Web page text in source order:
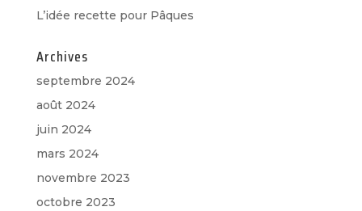
L’idée recette pour Pâques
Archives
septembre 2024
août 2024
juin 2024
mars 2024
novembre 2023
octobre 2023